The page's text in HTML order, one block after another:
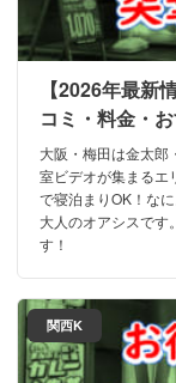
【2026年最新
コミ・料金・
大阪・梅田は金太郎
室ビデオが集まるエ
で寝泊まりOK！な
大人のオアシスです
す！
関西K